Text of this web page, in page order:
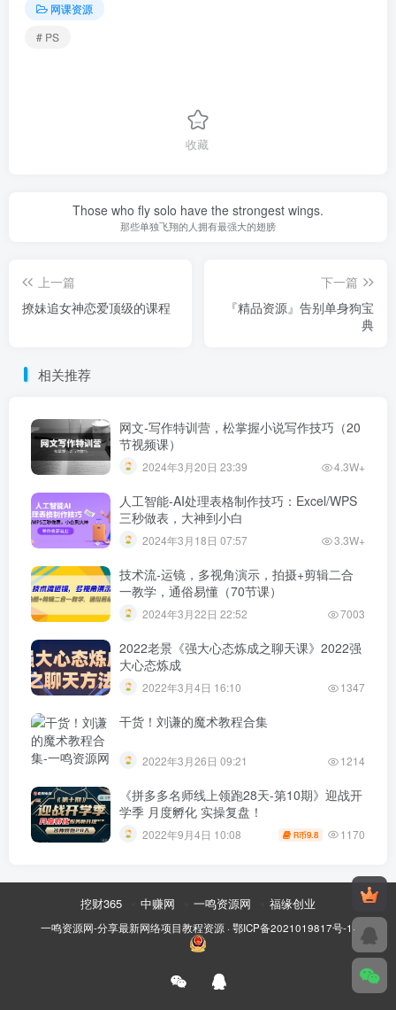
网课资源
# PS
收藏
Those who fly solo have the strongest wings.
那些单独飞翔的人拥有最强大的翅膀
上一篇
撩妹追女神恋爱顶级的课程
下一篇
『精品资源』告别单身狗宝
典
相关推荐
网文-写作特训营，松掌握小说写作技巧（20
节视频课）
2024年3月20日 23:39 4.3W+
人工智能-AI处理表格制作技巧：Excel/WPS
三秒做表，大神到小白
2024年3月18日 07:57 3.3W+
技术流-运镜，多视角演示，拍摄+剪辑二合
一教学，通俗易懂（70节课）
2024年3月22日 22:52 7003
2022老景《强大心态炼成之聊天课》2022强
大心态炼成
2022年3月4日 16:10 1347
干货！刘谦的魔术教程合集
2022年3月26日 09:21 1214
《拼多多名师线上领跑28天-第10期》迎战开
学季 月度孵化 实操复盘！
2022年9月4日 10:08 R币9.8 1170
挖财365 中赚网 一鸣资源网 福缘创业
一鸣资源网-分享最新网络项目教程资源 · 鄂ICP备2021019817号-1 ·